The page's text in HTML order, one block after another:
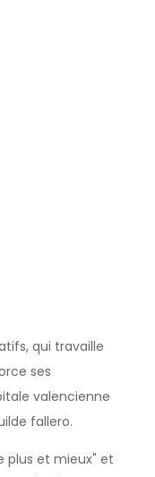
qui travaille
ses
valencienne
fallero.
plus et mieux" et